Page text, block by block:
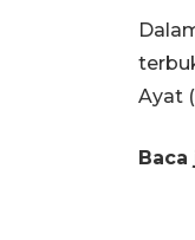
Ayat
Baca